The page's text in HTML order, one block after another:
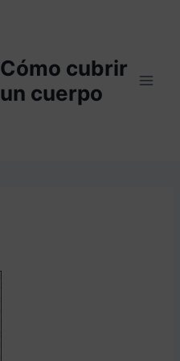
Cómo cubrir
un cuerpo